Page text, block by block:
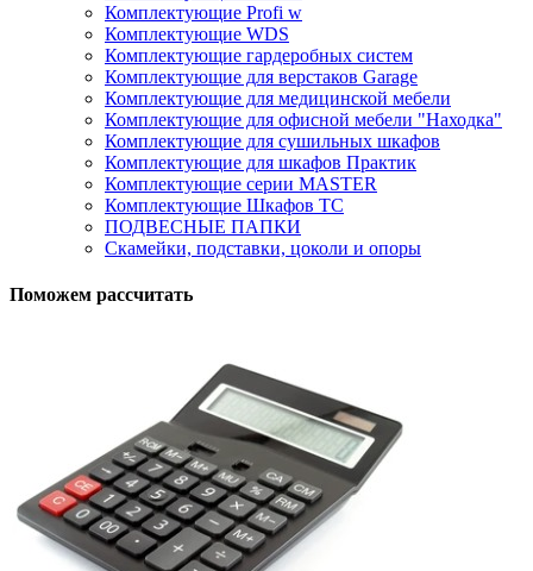
Комплектующие Profi w
Комплектующие WDS
Комплектующие гардеробных систем
Комплектующие для верстаков Garage
Комплектующие для медицинской мебели
Комплектующие для офисной мебели "Находка"
Комплектующие для сушильных шкафов
Комплектующие для шкафов Практик
Комплектующие серии MASTER
Комплектующие Шкафов ТС
ПОДВЕСНЫЕ ПАПКИ
Скамейки, подставки, цоколи и опоры
Поможем рассчитать